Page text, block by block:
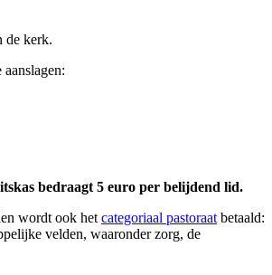
de kerk.
bedraagt 5 euro per belijdend lid.
wordt ook het categoriaal pastoraat betaald:
velden, waaronder zorg, de